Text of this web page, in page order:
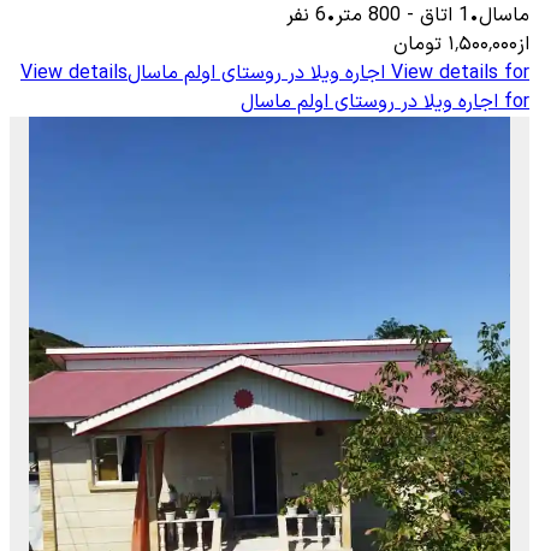
ماسال•
1 اتاق -
800 متر•
6 نفر
از۱٬۵۰۰٬۰۰۰ تومان
View details for اجاره ویلا در روستای اولم ماسالView details
for اجاره ویلا در روستای اولم ماسال